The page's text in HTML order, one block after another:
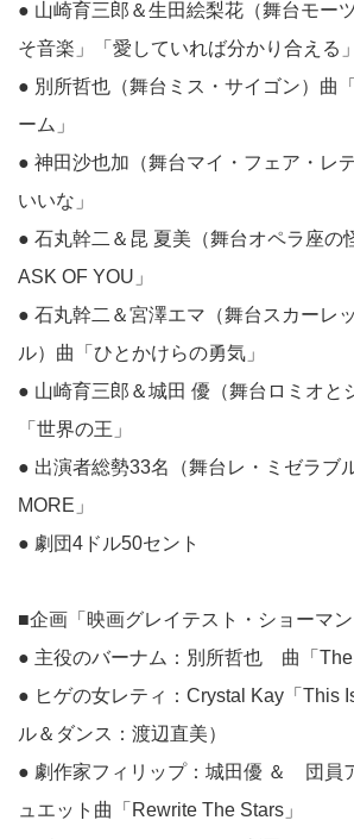
● 山崎育三郎＆生田絵梨花（舞台モー
そ音楽」「愛していれば分かり合える」
● 別所哲也（舞台ミス・サイゴン）曲
ーム」
● 神田沙也加（舞台マイ・フェア・レ
いいな」
● 石丸幹二＆昆 夏美（舞台オペラ座の
ASK OF YOU」
● 石丸幹二＆宮澤エマ（舞台スカーレ
ル）曲「ひとかけらの勇気」
● 山崎育三郎＆城田 優（舞台ロミオと
「世界の王」
● 出演者総勢33名（舞台レ・ミゼラブ
MORE」
● 劇団4ドル50セント
■企画「映画グレイテスト・ショーマン
● 主役のバーナム：別所哲也 曲「The
● ヒゲの女レティ：Crystal Kay「This
ル＆ダンス：渡辺直美）
● 劇作家フィリップ：城田優 ＆ 団員
ュエット曲「Rewrite The Stars」